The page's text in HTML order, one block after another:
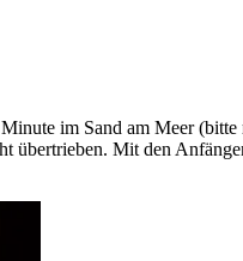
im Sand am Meer
übertrieben. Mit den